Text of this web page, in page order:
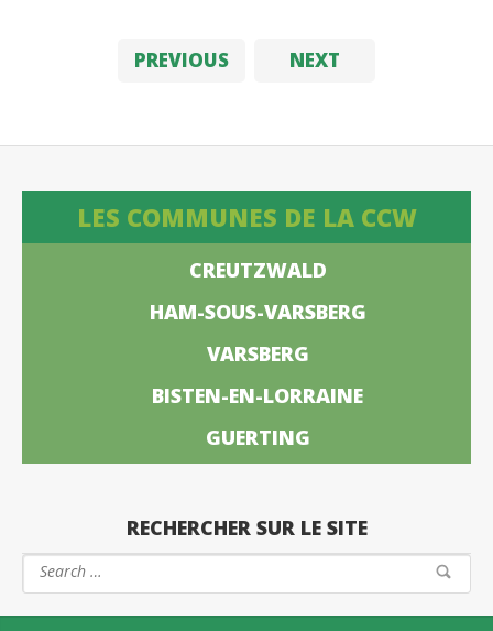
PREVIOUS NEXT
LES COMMUNES DE LA CCW
CREUTZWALD
HAM-SOUS-VARSBERG
VARSBERG
BISTEN-EN-LORRAINE
GUERTING
RECHERCHER SUR LE SITE